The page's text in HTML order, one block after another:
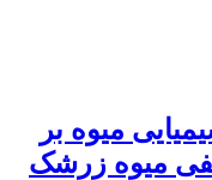
میوه بر
میوه زرشک